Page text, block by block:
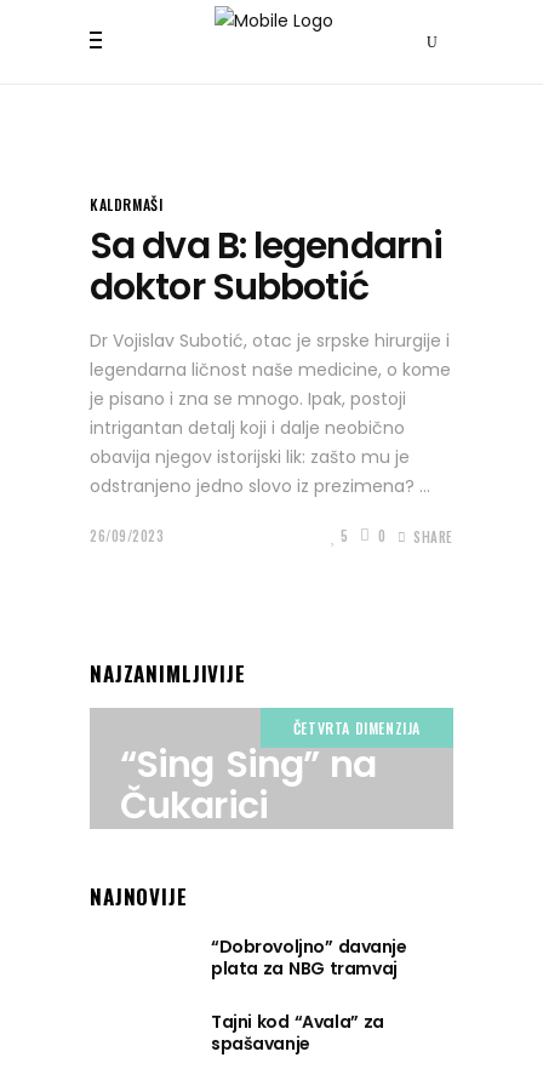
KALDRMAŠI
Sa dva B: legendarni
doktor Subbotić
Dr Vojislav Subotić, otac je srpske hirurgije i
legendarna ličnost naše medicine, o kome
je pisano i zna se mnogo. Ipak, postoji
intrigantan detalj koji i dalje neobično
obavija njegov istorijski lik: zašto mu je
odstranjeno jedno slovo iz prezimena?
26/09/2023 5 0 SHARE
NAJZANIMLJIVIJE
ČETVRTA DIMENZIJA
“Sing Sing” na
Čukarici
NAJNOVIJE
“Dobrovoljno” davanje
plata za NBG tramvaj
Tajni kod “Avala” za
spašavanje